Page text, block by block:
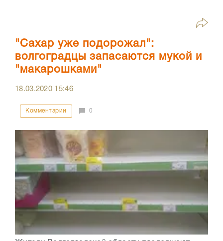
"Сахар уже подорожал":
волгоградцы запасаются мукой и
"макарошками"
18.03.2020 15:46
Комментарии 0